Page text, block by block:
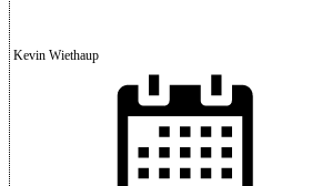
Kevin Wiethaup